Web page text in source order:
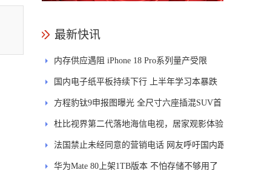
最新快讯
内存供应遇阻 iPhone 18 Pro系列量产受限
国内电子纸平板持续下行 上半年学习本暴跌
84.6%
方程豹钛9申报图曝光 全尺寸六座插混SUV首
发DMS
杜比视界第二代落地海信电视，居家观影体验
能迎来哪些升级？
法国禁止未经同意的营销电话 网友呼吁国内跟
进
华为Mate 80上架1TB版本 不怕存储不够用了